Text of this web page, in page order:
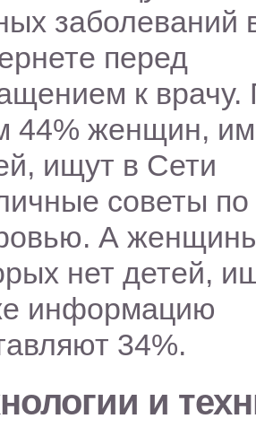
заболеваний
перед
к врачу.
44% женщин,
ищут в Сети
советы по
А
нет детей,
информацию
34%.
и